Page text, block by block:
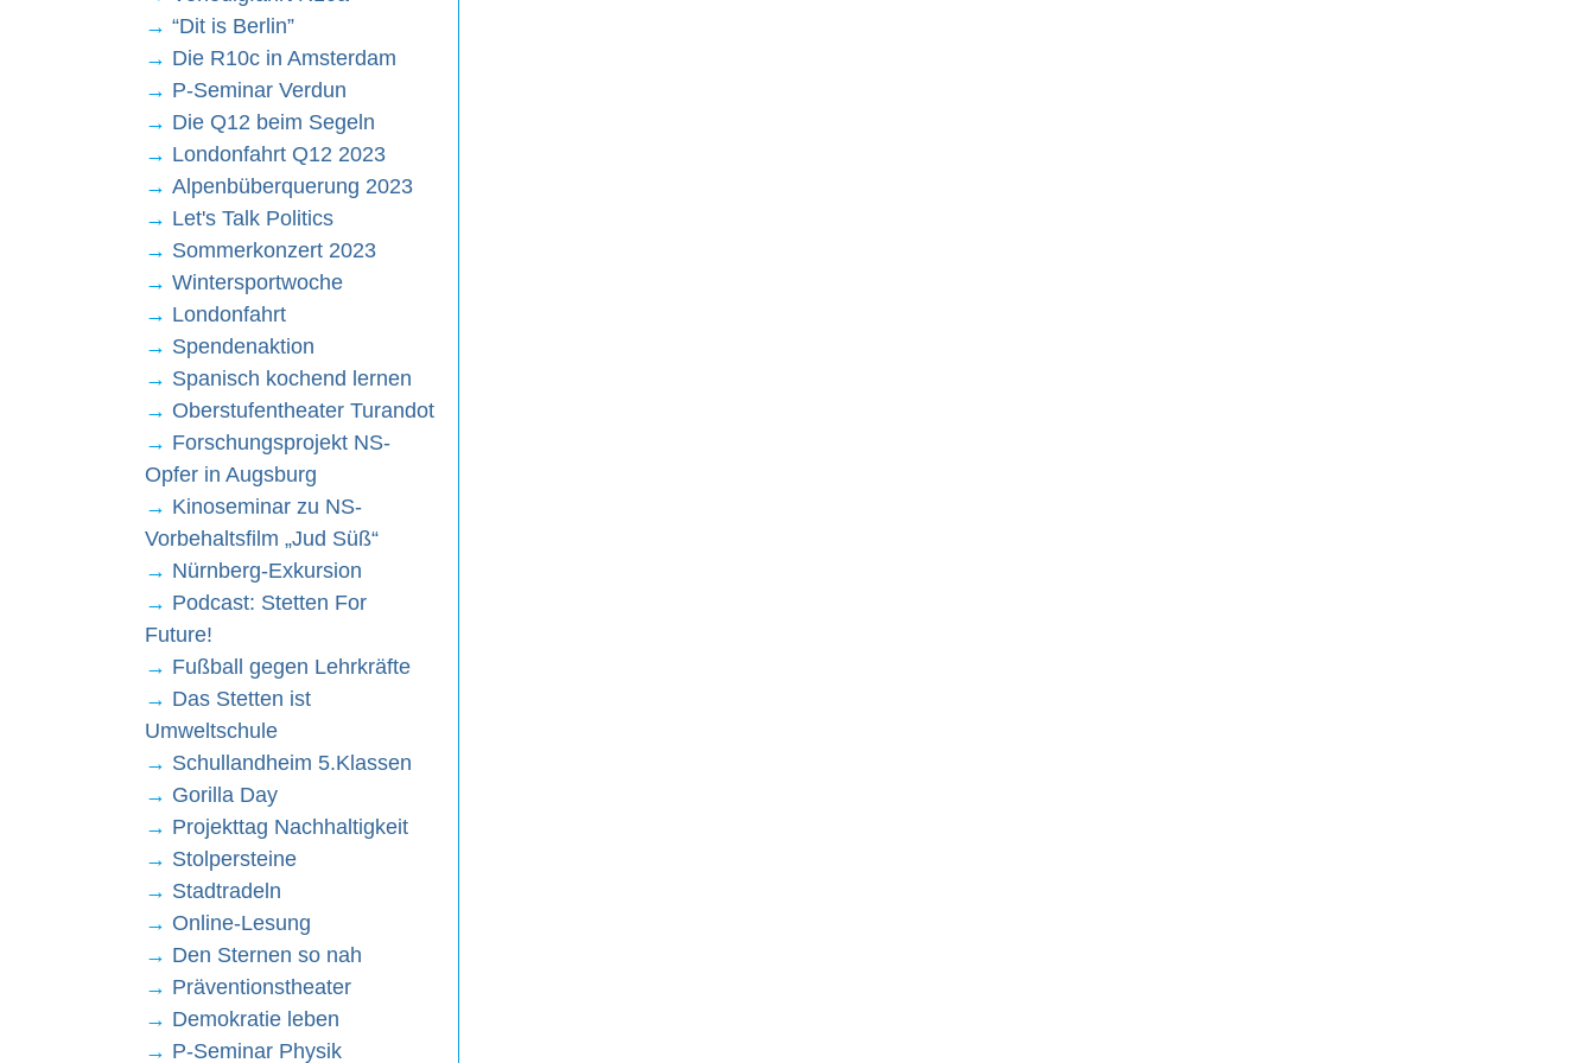
→ “Dit is Berlin”
→ Die R10c in Amsterdam
→ P-Seminar Verdun
→ Die Q12 beim Segeln
→ Londonfahrt Q12 2023
→ Alpenbüberquerung 2023
→ Let's Talk Politics
→ Sommerkonzert 2023
→ Wintersportwoche
→ Londonfahrt
→ Spendenaktion
→ Spanisch kochend lernen
→ Oberstufentheater Turandot
→ Forschungsprojekt NS-
Opfer in Augsburg
→ Kinoseminar zu NS-
Vorbehaltsfilm „Jud Süß“
→ Nürnberg-Exkursion
→ Podcast: Stetten For
Future!
→ Fußball gegen Lehrkräfte
→ Das Stetten ist
Umweltschule
→ Schullandheim 5.Klassen
→ Gorilla Day
→ Projekttag Nachhaltigkeit
→ Stolpersteine
→ Stadtradeln
→ Online-Lesung
→ Den Sternen so nah
→ Präventionstheater
→ Demokratie leben
→ P-Seminar Physik